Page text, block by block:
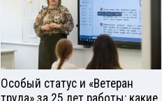
Особый статус и «Ветеран
труда» за 25 лет работы: какие